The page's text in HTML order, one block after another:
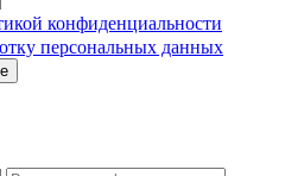
конфиденциальности
персональных данных